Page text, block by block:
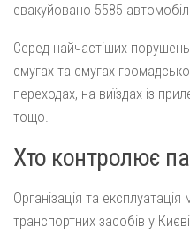
евакуйовано 5585
Серед найчастіших
смугах та смугах
переходах, на виїздах із
тощо.
Хто контролює
Організація та
транспортних засобів у